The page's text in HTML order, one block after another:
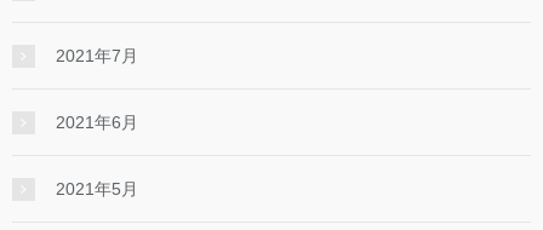
2021年7月
2021年6月
2021年5月